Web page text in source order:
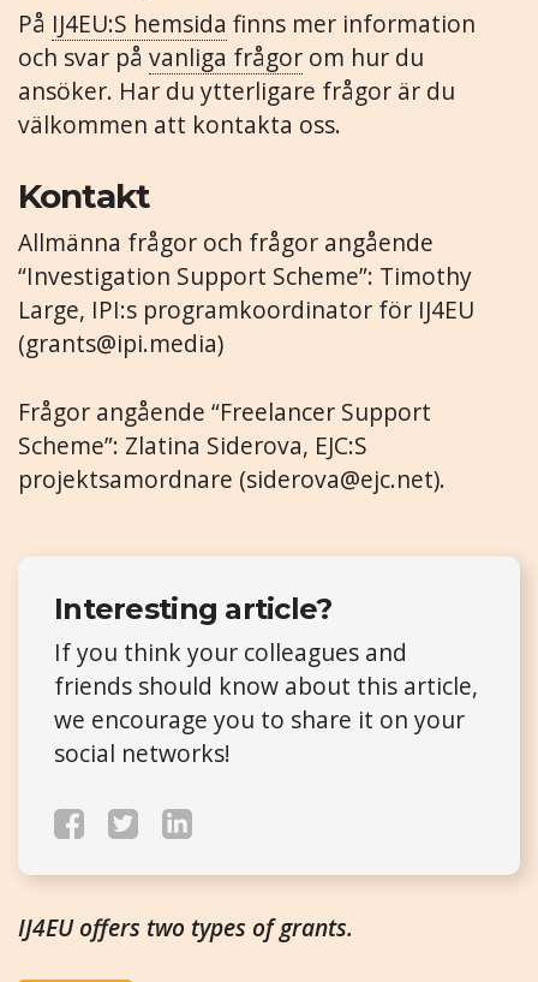
På IJ4EU:S hemsida finns mer information
och svar på vanliga frågor om hur du
ansöker. Har du ytterligare frågor är du
välkommen att kontakta oss.
Kontakt
Allmänna frågor och frågor angående
“Investigation Support Scheme”: Timothy
Large, IPI:s programkoordinator för IJ4EU
(grants@ipi.media)
Frågor angående “Freelancer Support
Scheme”: Zlatina Siderova, EJC:S
projektsamordnare (siderova@ejc.net).
Interesting article?
If you think your colleagues and
friends should know about this article,
we encourage you to share it on your
social networks!
IJ4EU offers two types of grants.